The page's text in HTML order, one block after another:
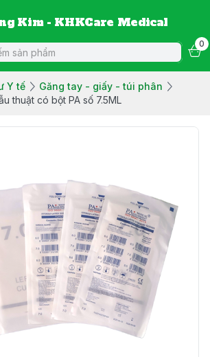
Kim - KHKCare Medical
0
Y tế
Găng tay - giấy - túi phân
thuật có bột PA số 7.5ML